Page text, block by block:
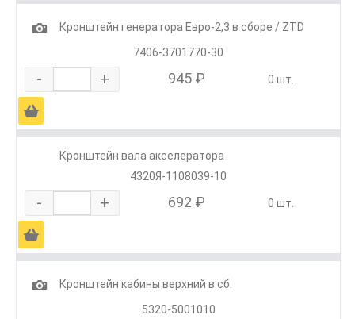
1
Кронштейн генератора Евро-2,3 в сборе / ZTD
7406-3701770-30
- + 945 ₽ 0 шт.
Ä
Кронштейн вала акселератора
4320Я-1108039-10
- + 692 ₽ 0 шт.
Ä
1
Кронштейн кабины верхний в сб.
5320-5001010